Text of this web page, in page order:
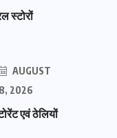
स्टोरों
AUGUST
8, 2026
एवं ठेलियों